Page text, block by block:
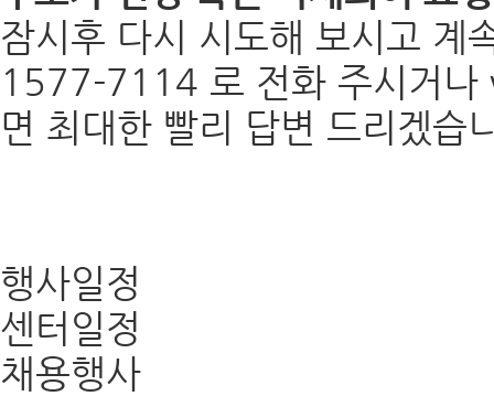
잠시후 다시 시도해 보시고 계
1577-7114 로 전화 주시거나
면 최대한 빨리 답변 드리겠습
행사일정
센터일정
채용행사